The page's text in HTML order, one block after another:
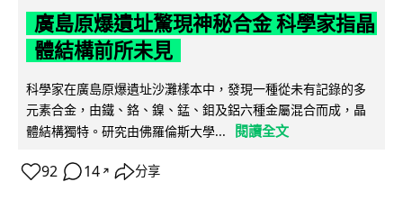
廣島原爆遺址驚現神秘合金 科學家指晶
體結構前所未見
科學家在廣島原爆遺址沙灘樣本中，發現一種從未有記錄的多
元素合金，由鐵、鉻、鎳、錳、鉬及鋁六種金屬混合而成，晶
體結構獨特。研究由佛羅倫斯大學...
閱讀全文
92 14 ↗ 分享